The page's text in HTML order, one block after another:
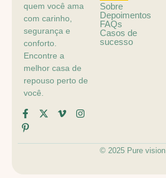
quem você ama
com carinho,
segurança e
conforto.
Encontre a
melhor casa de
repouso perto de
você.
Sobre
Depoimentos
FAQs
Casos de
sucesso
© 2025 Pure vision